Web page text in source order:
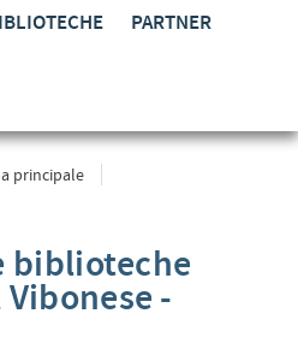
PARTNER
principale
biblioteche
-